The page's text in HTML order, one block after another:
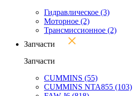
Гидравлическое (3)
Моторное (2)
Трансмиссионное (2)
Запчасти
Запчасти
CUMMINS (55)
CUMMINS NTA855 (103)